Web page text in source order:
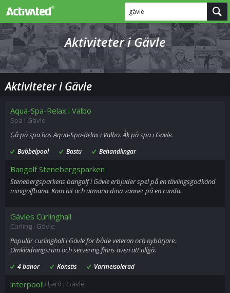
gävle
Aktiviteter i Gävle
Aktiviteter i Gävle
Aqua-Spa-Relax i Valbo
Spa i Gävle
Gå på spa hos Aqua-Spa-Relax i Valbo. Åk på spa i Gävle.
Bubbelpool Bastu Behandlingar
Bangolf Stenebergsparken
Stenebergsparkens bangolf i Gävle erbjuder spel på en tävlingsgodkänd
minigolfbana. Kom hit och utmana dina vänner på en runda.
Gävles Curlinghall
Curling i Gävle
Populär curlinghall i Gävle för både veteran och nybörjare.
Omklädningsrum och servering finns även att tillgå.
4 banor Konstis Värmeisolerad
interpoolBiljard i Gävle